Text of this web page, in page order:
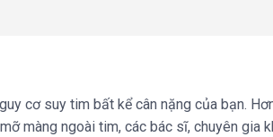
cơ suy tim bất kể cân nặng của bạn.
màng ngoài tim, các bác sĩ, chuyên gia